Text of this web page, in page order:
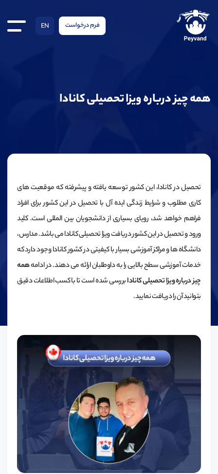
فرم درخواست EN
همه چیز درباره ویزا تحصیلی کانادا
تحصیل در کانادا، این کشور توسعه یافته و پیشرفته که موقعیت های
کاری مطلوب و شرایط زندگی ایده آل با تحصیل در این کشور برای افراد
فراهم خواهد شد، رویای بسیاری از دانشجویان بین المللی است. کلید
ورود و تحصیل در این کشور دریافت ویزا تحصیلی کانادا می باشد. مدارس،
دانشگاه ها و مراکز آموزشی بسیار با کیفیتی در کشور کانادا وجود دارد که
خدمات آموزشی سطح بالایی را به داوطلبان ارائه می دهند. در ادامههمه
چیز درباره ویزا تحصیلی کانادابررسی شده است تا با کسب اطلاعات دقیق
بتوانید آن را دریافت نمایید.